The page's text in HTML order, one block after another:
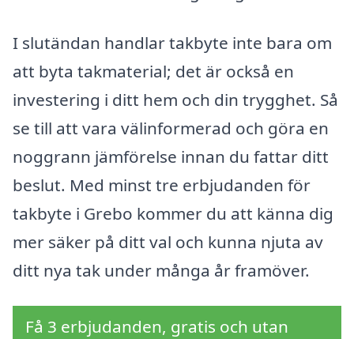
I slutändan handlar takbyte inte bara om
att byta takmaterial; det är också en
investering i ditt hem och din trygghet. Så
se till att vara välinformerad och göra en
noggrann jämförelse innan du fattar ditt
beslut. Med minst tre erbjudanden för
takbyte i Grebo kommer du att känna dig
mer säker på ditt val och kunna njuta av
ditt nya tak under många år framöver.
Få 3 erbjudanden, gratis och utan